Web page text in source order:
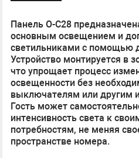
Панель O-C28
основным освещением и
светильниками с помощью
Устройство монтируется в
что упрощает процесс
освещенности без
выключателям или другим
Гость может
интенсивность света к
потребностям, не меняя
пространстве номера.